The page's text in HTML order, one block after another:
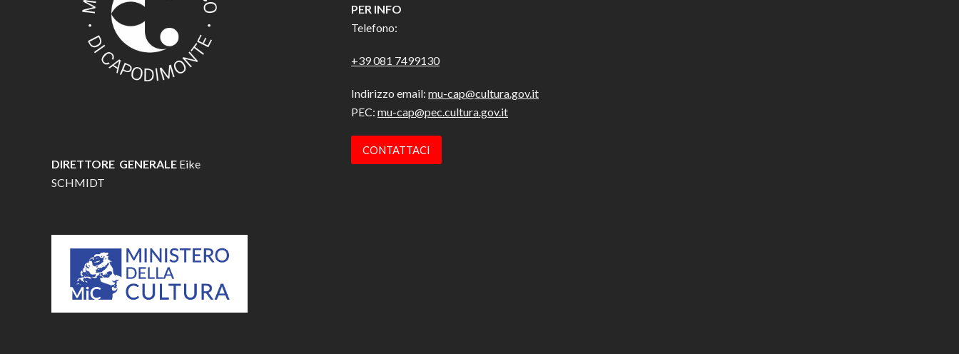
DIRETTORE GENERALE Eike
SCHMIDT
PER INFO
Telefono:
+39 081 7499130
Indirizzo email: mu-cap@cultura.gov.it
PEC: mu-cap@pec.cultura.gov.it
CONTATTACI